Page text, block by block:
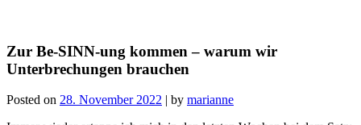
Zur Be-SINN-ung kommen – warum wir
Unterbrechungen brauchen
Posted on 28. November 2022 | by marianne